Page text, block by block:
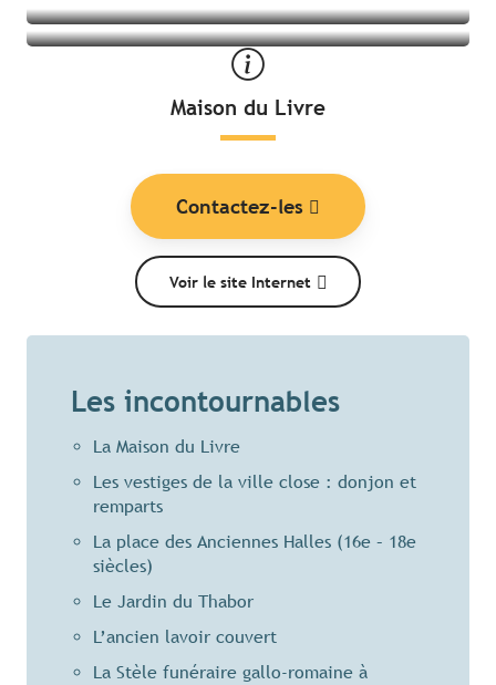
Maison du Livre
Contactez-les
Voir le site Internet
Les incontournables
La Maison du Livre
Les vestiges de la ville close : donjon et
remparts
La place des Anciennes Halles (16e – 18e
siècles)
Le Jardin du Thabor
L’ancien lavoir couvert
La Stèle funéraire gallo-romaine à